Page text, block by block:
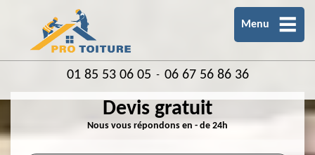
Menu
01 85 53 06 05 - 06 67 56 86 36
Devis gratuit
Nous vous répondons en - de 24h